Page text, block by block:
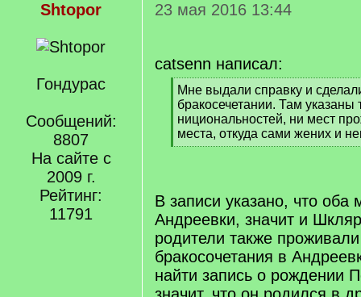
Shtopor
Гондурас
Сообщений:
8807
На сайте с
2009 г.
Рейтинг:
11791
23 мая 2016 13:44
catsenn написал:
[
q
]
Мне выдали справку и
бракосечетании. Там указаны
нициональностей, ни мест
места, откуда сами жених и
[
В записи указано, что
Андреевки, значит и
родители также
бракосочетания в
найти запись о рождении